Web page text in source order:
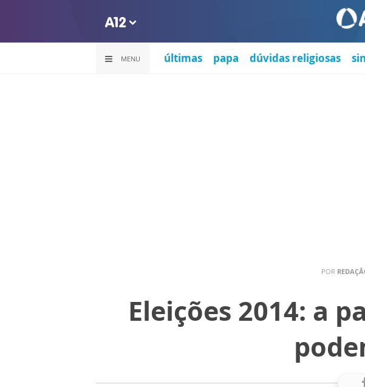
MENU últimas papa dúvidas religiosas
POR
Eleições 2014: a